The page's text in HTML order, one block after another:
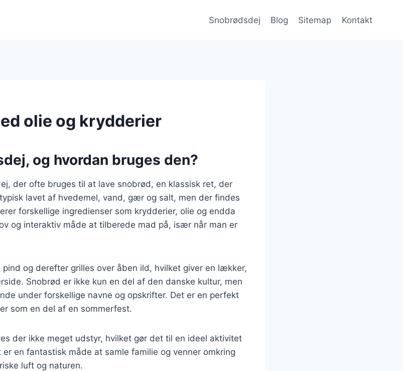
Snobrødsdej Blog Sitemap Kontakt
olie og krydderier
og hvordan bruges den?
der ofte bruges til at lave snobrød, en klassisk ret, der
lavet af hvedemel, vand, gær og salt, men der findes
forskellige ingredienser som krydderier, olie og endda
og interaktiv måde at tilberede mad på, især når man er
pind og derefter grilles over åben ild, hvilket giver en lækker,
Snobrød er ikke kun en del af den danske kultur, men
under forskellige navne og opskrifter. Det er en perfekt
som en del af en sommerfest.
der ikke meget udstyr, hvilket gør det til en ideel aktivitet
en fantastisk måde at samle familie og venner omkring
luft og naturen.